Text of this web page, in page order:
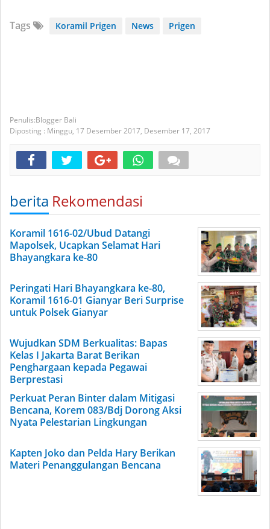
Tags Koramil Prigen News Prigen
Blogger Bali
Diposting : Minggu, 17 Desember 2017, Desember 17, 2017
berita Rekomendasi
Koramil 1616-02/Ubud Datangi
Mapolsek, Ucapkan Selamat Hari
Bhayangkara ke-80
Peringati Hari Bhayangkara ke-80,
Koramil 1616-01 Gianyar Beri Surprise
untuk Polsek Gianyar
Wujudkan SDM Berkualitas: Bapas
Kelas I Jakarta Barat Berikan
Penghargaan kepada Pegawai
Berprestasi
Perkuat Peran Binter dalam Mitigasi
Bencana, Korem 083/Bdj Dorong Aksi
Nyata Pelestarian Lingkungan
Kapten Joko dan Pelda Hary Berikan
Materi Penanggulangan Bencana